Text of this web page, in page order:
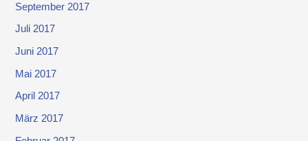
September 2017
Juli 2017
Juni 2017
Mai 2017
April 2017
März 2017